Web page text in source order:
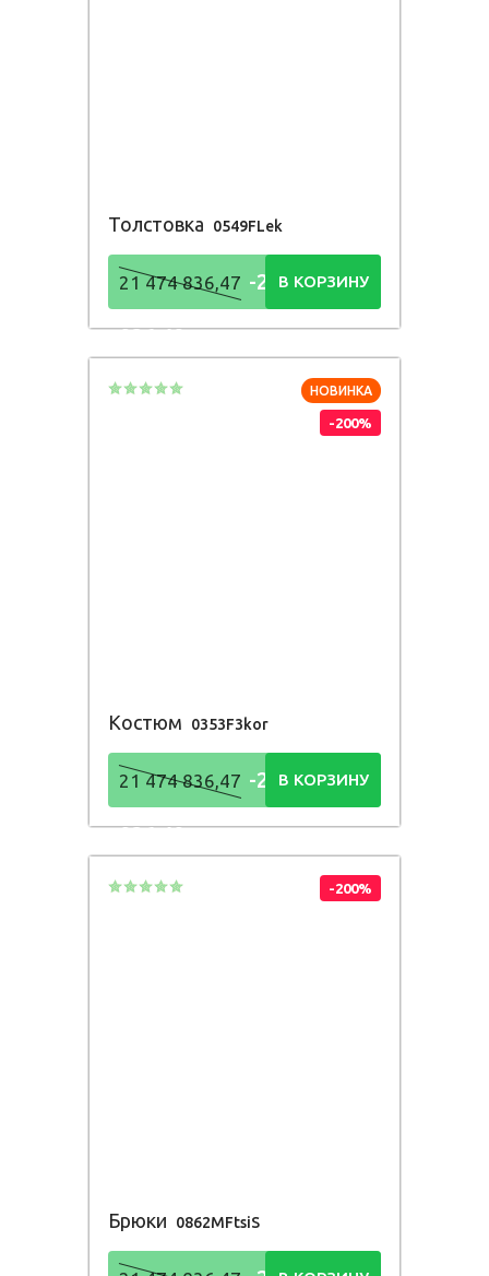
Толстовка 0549FLek
21 474 836,47 -21 474
836,48Р
В КОРЗИНУ
НОВИНКА
-200%
Костюм 0353F3kor
21 474 836,47 -21 474
836,48Р
В КОРЗИНУ
-200%
Брюки 0862MFtsiS